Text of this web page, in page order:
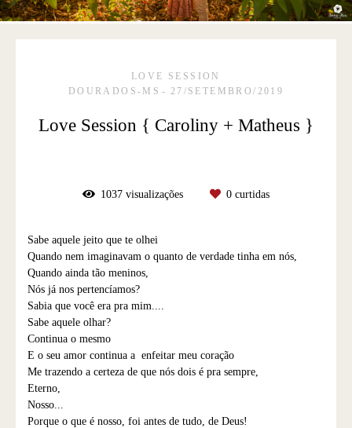
LOVE SESSION
DOURADOS-MS
27/SETEMBRO/2019
Love Session { Caroliny + Matheus }
1037 visualizações 0 curtidas
Sabe aquele jeito que te olhei
Quando nem imaginavam o quanto de verdade tinha em nós,
Quando ainda tão meninos,
Nós já nos pertencíamos?
Sabia que você era pra mim....
Sabe aquele olhar?
Continua o mesmo
E o seu amor continua a enfeitar meu coração
Me trazendo a certeza de que nós dois é pra sempre,
Eterno,
Nosso...
Porque o que é nosso, foi antes de tudo, de Deus!